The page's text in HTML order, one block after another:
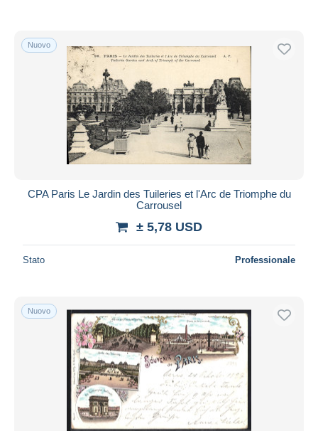
Nuovo
CPA Paris Le Jardin des Tuileries et l'Arc de Triomphe du
Carrousel
± 5,78 USD
Stato Professionale
Nuovo